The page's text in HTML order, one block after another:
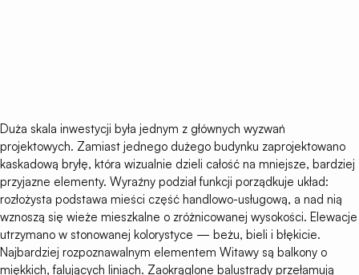
Duża skala inwestycji była jednym z głównych wyzwań
projektowych. Zamiast jednego dużego budynku zaprojektowano
kaskadową bryłę, która wizualnie dzieli całość na mniejsze, bardziej
przyjazne elementy. Wyraźny podział funkcji porządkuje układ:
rozłożysta podstawa mieści część handlowo-usługową, a nad nią
wznoszą się wieże mieszkalne o zróżnicowanej wysokości. Elewacje
utrzymano w stonowanej kolorystyce — beżu, bieli i błękicie.
Najbardziej rozpoznawalnym elementem Witawy są balkony o
miękkich, falujących liniach. Zaokrąglone balustrady przełamują